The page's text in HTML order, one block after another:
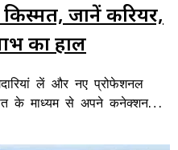
जानें करियर,
का हाल
लें और नए प्रोफेशनल
के माध्यम से अपने कनेक्शन…